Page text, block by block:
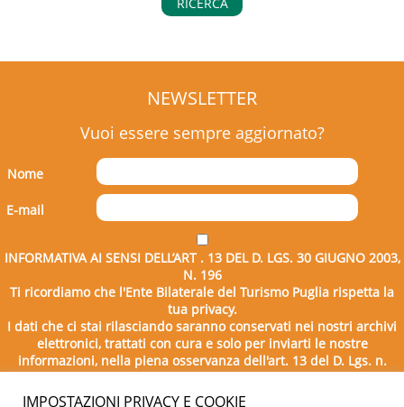
NEWSLETTER
Vuoi essere sempre aggiornato?
Nome
E-mail
INFORMATIVA AI SENSI DELL’ART . 13 DEL D. LGS. 30 GIUGNO 2003,
N. 196
Ti ricordiamo che l'Ente Bilaterale del Turismo Puglia rispetta la
tua privacy.
I dati che ci stai rilasciando saranno conservati nei nostri archivi
elettronici, trattati con cura e solo per inviarti le nostre
informazioni, nella piena osservanza dell'art. 13 del D. Lgs. n.
196/2003.
IMPOSTAZIONI PRIVACY E COOKIE